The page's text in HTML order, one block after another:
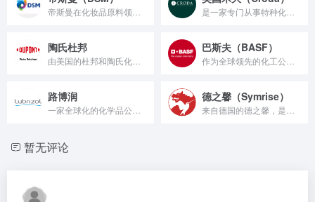
陶氏杜邦 巴斯夫（BASF）
路博润 德之馨（Symrise）
暂无评论